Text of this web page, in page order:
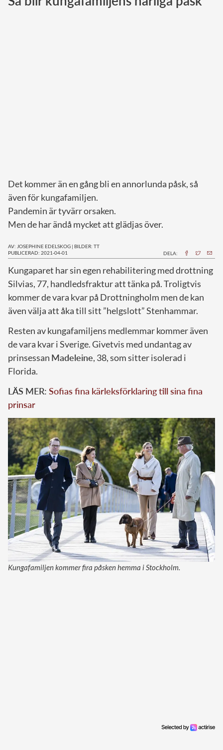
Monacos furstehus
Det kommer än en gång bli en annorlunda påsk, så
även för kungafamiljen.
Pandemin är tyvärr orsaken.
Men de har ändå mycket att glädjas över.
AV: JOSEPHINE EDELSKOG | BILDER: TT
PUBLICERAD: 2021-04-01
DELA:
Kungaparet har sin egen rehabilitering med drottning
Silvias, 77, handledsfraktur att tänka på. Troligtvis
kommer de vara kvar på Drottningholm men de kan
även välja att åka till sitt ”helgslott” Stenhammar.
Resten av kungafamiljens medlemmar kommer även
de vara kvar i Sverige. Givetvis med undantag av
prinsessan Madeleine, 38, som sitter isolerad i
Florida.
LÄS MER: Sofias fina kärleksförklaring till sina fina
prinsar
Kungafamiljen kommer fira påsken hemma i Stockholm.